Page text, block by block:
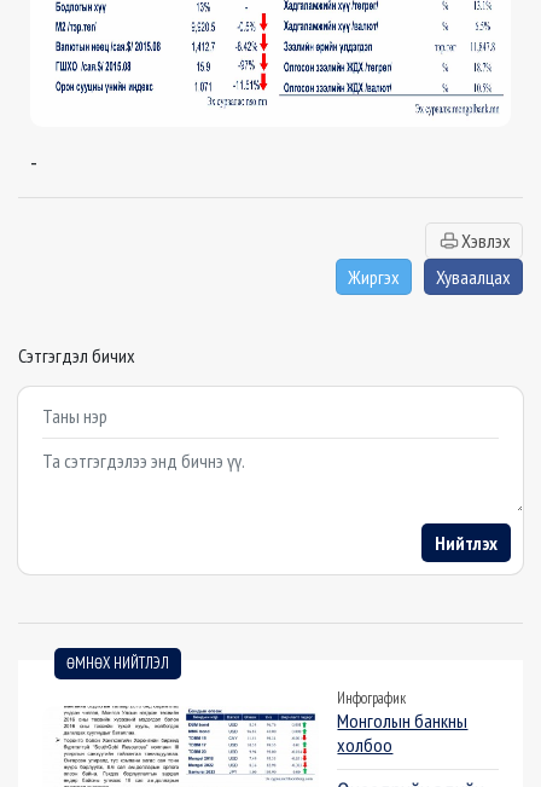
-
Хэвлэх
Жиргэх
Хуваалцах
Сэтгэгдэл бичих
Example textarea
Нийтлэх
ӨМНӨХ НИЙТЛЭЛ
Инфографик
Монголын банкны
холбоо